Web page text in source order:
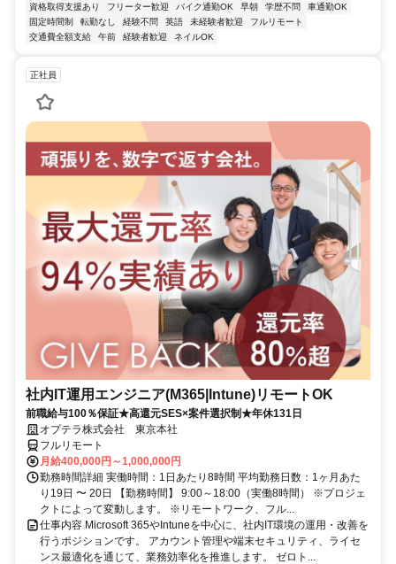
資格取得支援あり
フリーター歓迎 バイク通勤OK 早朝 学歴不問
車通勤OK
固定時間制
転勤なし 経験不問 英語 未経験者歓迎
フルリモート
交通費全額支給
午前 経験者歓迎 ネイルOK
正社員
社内IT運用エンジニア(M365|Intune)リモートOK
前職給与100％保証★高還元SES×案件選択制★年休131日
オプテラ株式会社 東京本社
フルリモート
月給400,000円～1,000,000円
勤務時間詳細 実働時間：1日あたり8時間 平均勤務日数：1ヶ月あた
り19日 〜 20日 【勤務時間】 9:00～18:00（実働8時間） ※プロジェ
クトによって変動します。 ※リモートワーク、フル...
仕事内容 Microsoft 365やIntuneを中心に、社内IT環境の運用・改善を
行うポジションです。 アカウント管理や端末セキュリティ、ライセ
ンス最適化を通じて、業務効率化を推進します。 ゼロト...